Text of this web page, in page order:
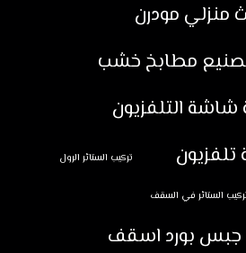
منزلي مودرن
مطابخ خشب
شاشة التلفزيون
تركيب الستائر الرول
الستائر في السقف
جبس بورد اسقف